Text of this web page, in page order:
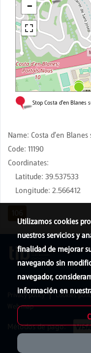
Name: Costa d'en Blanes
Code: 11190
Coordinates:
Latitude: 39.537533
Longitude: 2.566412
Utilizamos cookies
nuestros servicios y
finalidad de mejorar
navegando sin
navegador,
información en
Privacy policy Cookies
Web map
Métodos de pago: